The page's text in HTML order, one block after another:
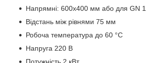
Напрямні: 600х400 мм або для GN
Відстань між рівнями 75 мм
Робоча температура до 60 °C
Напруга 220 В